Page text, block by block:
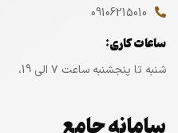
09106215010
ساعات کاری:
شنبه تا پنجشنبه ساعت ۷ الی 19،